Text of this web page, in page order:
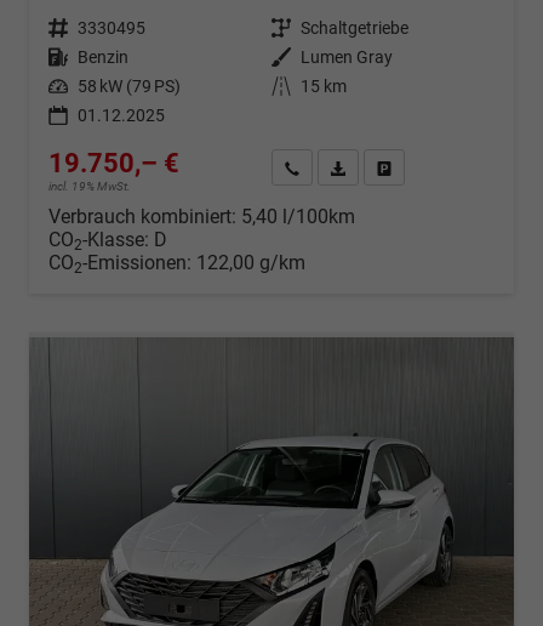
Fahrzeugnr. 3330495 Getriebe Schaltgetriebe
Kraftstoff Benzin Außenfarbe
Lumen Gray
Leistung 58 kW (79 PS) Kilometerstand
15 km
01.12.2025
19.750,– €
incl. 19% MwSt.
Wir rufen Sie anFahrzeugexposé (PDF)
Verbrauch kombiniert: 5,40 l/100km
CO2-Klasse: D
CO2-Emissionen: 122,00 g/km